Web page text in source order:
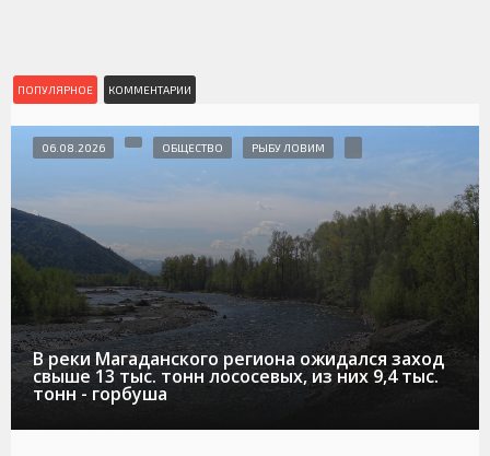
ПОПУЛЯРНОЕ КОММЕНТАРИИ
В реки Магаданского региона ожидался заход
свыше 13 тыс. тонн лососевых, из них 9,4 тыс.
тонн - горбуша
06.08.2026 ОБЩЕСТВО РЫБУ ЛОВИМ